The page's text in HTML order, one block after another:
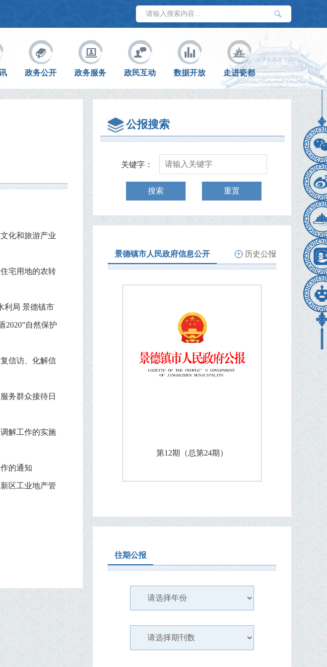
政务公开 政务服务 政民互动 数据开放 走进瓷都
化和旅游产业
宅用地的农转
利局 景德镇市
2020”自然保护
信访、化解信
务群众接待日
解工作的实施
的通知
区工业地产管
公报搜索
关键字：
搜索 重置
景德镇市人民政府信息公开 历史公报
第12期（总第24期）
往期公报